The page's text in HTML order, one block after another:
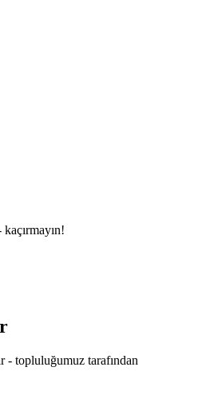
kaçırmayın!
- topluluğumuz tarafından